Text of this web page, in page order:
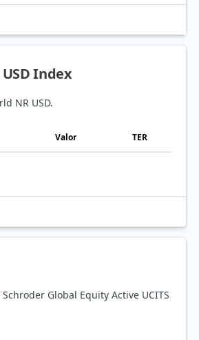
Index
NR USD.
Valor TER
Global Equity Active UCITS